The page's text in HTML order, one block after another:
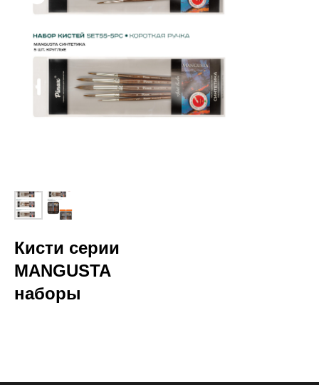
Кисти серии
MANGUSTA
наборы